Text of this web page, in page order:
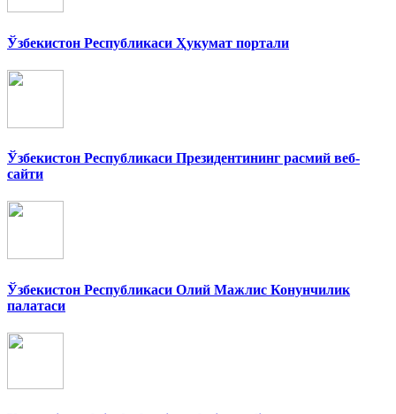
Ўзбекистон Республикаси Ҳукумат портали
Ўзбекистон Республикаси Президентининг расмий веб-
сайти
Ўзбекистон Республикаси Олий Мажлис Конунчилик
палатаси